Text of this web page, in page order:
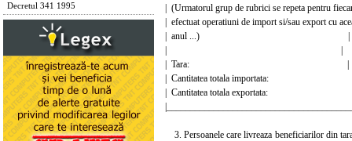
Decretul 341 1995
| (Urmatorul grup de rubrici se repeta pentru
| efectuat operatiuni de import si/sau export cu
| anul ...) |
| |
| Tara: |
| Cantitatea totala
| Cantitatea totala
3. Persoanele care livreaza beneficiarilor din